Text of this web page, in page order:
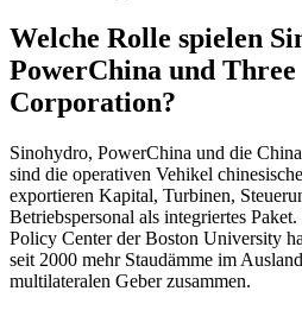
Welche Rolle spielen
PowerChina und Three
Corporation?
Sinohydro, PowerChina und die
sind die operativen Vehikel
exportieren Kapital, Turbinen,
Betriebspersonal als integriertes
Policy Center der Boston University
seit 2000 mehr Staudämme im
multilateralen Geber zusammen.